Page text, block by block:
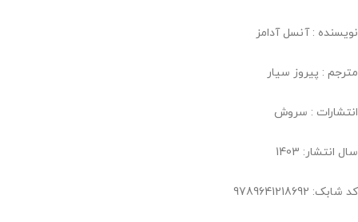
نویسنده : آنسل آدامز
مترجم : پیروز سیار
انتشارات : سروش
سال انتشار: 1403
کد شابک: 9789641218692